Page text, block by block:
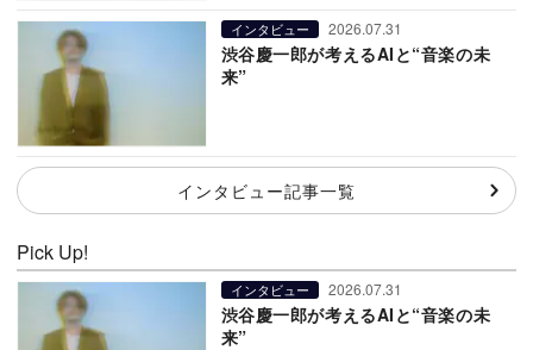
インタビュー 2026.07.31
渋谷慶一郎が考えるAIと“音楽の未
来”
インタビュー記事一覧
Pick Up!
インタビュー 2026.07.31
渋谷慶一郎が考えるAIと“音楽の未
来”